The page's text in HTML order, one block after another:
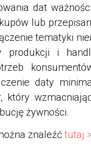
dat
lub
tematyki
produkcji i
daty
który
żywności.
znaleźćtutaj